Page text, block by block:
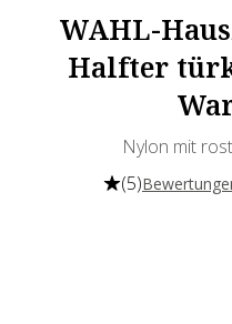
WAHL-
Halfter
Nylon mit
(5)